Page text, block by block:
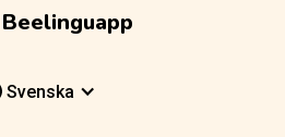
Beelinguapp
Svenska